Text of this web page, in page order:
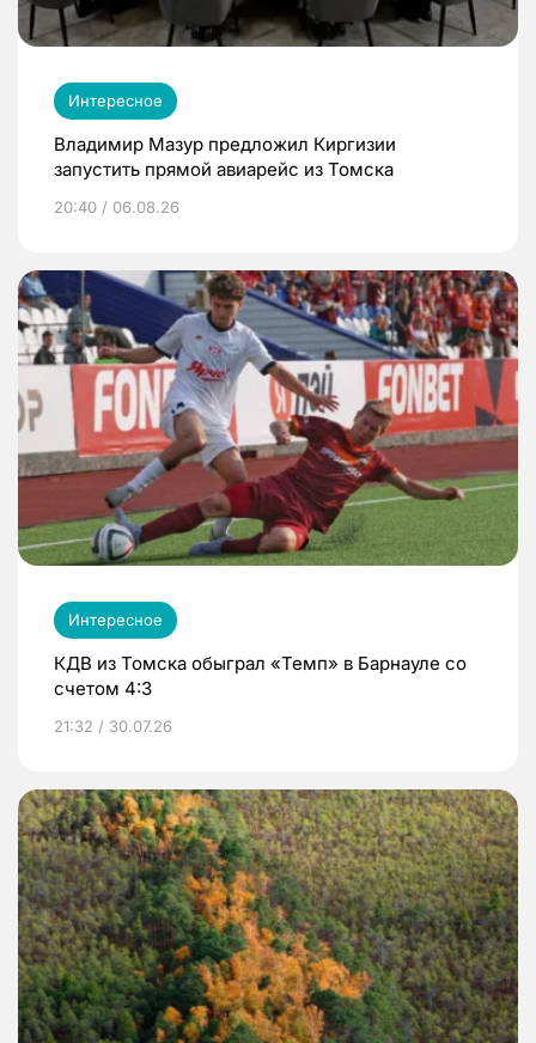
Интересное
Владимир Мазур предложил Киргизии
запустить прямой авиарейс из Томска
20:40 / 06.08.26
Интересное
КДВ из Томска обыграл «Темп» в Барнауле со
счетом 4:3
21:32 / 30.07.26